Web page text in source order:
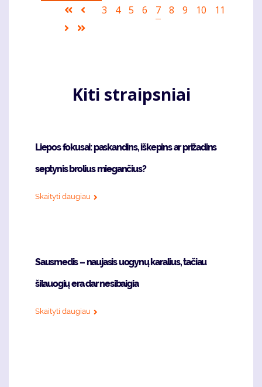
Pagination
First
page
Ankstesnis
Puslapis
3 Puslapis
4 Puslapis
5 Puslapis
6
Current
7 Puslapis
8 Puslapis
9 Puslapis
10 Puslapis
11
Sekantis
Kiti straipsniai
Liepos fokusai: paskandins, iškepins ar prižadins
septynis brolius miegančius?
Skaityti daugiau
Sausmedis – naujasis uogynų karalius, tačiau
šilauogių era dar nesibaigia
Skaityti daugiau